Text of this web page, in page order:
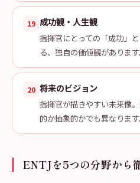
19 成功観・人生観
指揮官にとっての「成功」
る、独自の価値観があります
20 将来のビジョン
指揮官が描きやすい未来像
的か抽象的かでも異なります
ENTJを5つの分野から